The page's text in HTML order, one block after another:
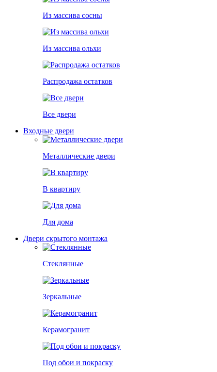
Из массива сосны
Из массива ольхи
Распродажа остатков
Все двери
Входные двери
Металлические двери
В квартиру
Для дома
Двери скрытого монтажа
Стеклянные
Зеркальные
Керамогранит
Под обои и покраску